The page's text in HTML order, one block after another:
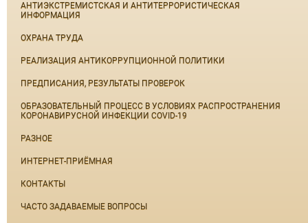
АНТИЭКСТРЕМИСТСКАЯ И АНТИТЕРРОРИСТИЧЕСКАЯ
ИНФОРМАЦИЯ
ОХРАНА ТРУДА
РЕАЛИЗАЦИЯ АНТИКОРРУПЦИОННОЙ ПОЛИТИКИ
ПРЕДПИСАНИЯ, РЕЗУЛЬТАТЫ ПРОВЕРОК
ОБРАЗОВАТЕЛЬНЫЙ ПРОЦЕСС В УСЛОВИЯХ РАСПРОСТРАНЕНИЯ
КОРОНАВИРУСНОЙ ИНФЕКЦИИ COVID-19
РАЗНОЕ
ИНТЕРНЕТ-ПРИЁМНАЯ
КОНТАКТЫ
ЧАСТО ЗАДАВАЕМЫЕ ВОПРОСЫ